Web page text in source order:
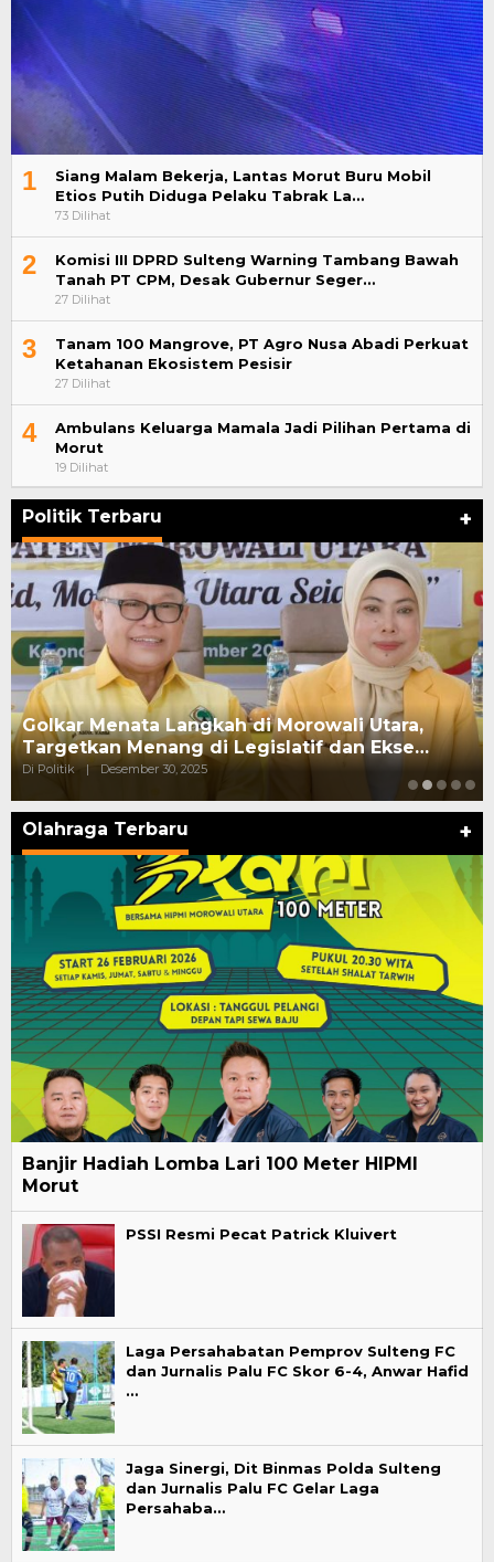
1
Siang Malam Bekerja, Lantas Morut Buru Mobil
Etios Putih Diduga Pelaku Tabrak La…
73 Dilihat
2
Komisi III DPRD Sulteng Warning Tambang Bawah
Tanah PT CPM, Desak Gubernur Seger…
27 Dilihat
3
Tanam 100 Mangrove, PT Agro Nusa Abadi Perkuat
Ketahanan Ekosistem Pesisir
27 Dilihat
4
Ambulans Keluarga Mamala Jadi Pilihan Pertama di
Morut
19 Dilihat
Politik Terbaru +
Golkar Menata Langkah di Morowali Utara,
Targetkan Menang di Legislatif dan Ekse…
Di Politik | Desember 30, 2025
Olahraga Terbaru +
Banjir Hadiah Lomba Lari 100 Meter HIPMI
Morut
PSSI Resmi Pecat Patrick Kluivert
Laga Persahabatan Pemprov Sulteng FC
dan Jurnalis Palu FC Skor 6-4, Anwar Hafid
…
Jaga Sinergi, Dit Binmas Polda Sulteng
dan Jurnalis Palu FC Gelar Laga
Persahaba…